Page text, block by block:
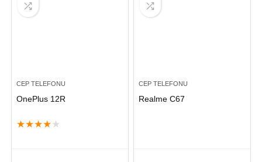
CEP TELEFONU
OnePlus 12R
★★★★ ★
CEP TELEFONU
Realme C67